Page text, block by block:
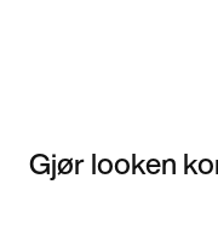
Gjør looken